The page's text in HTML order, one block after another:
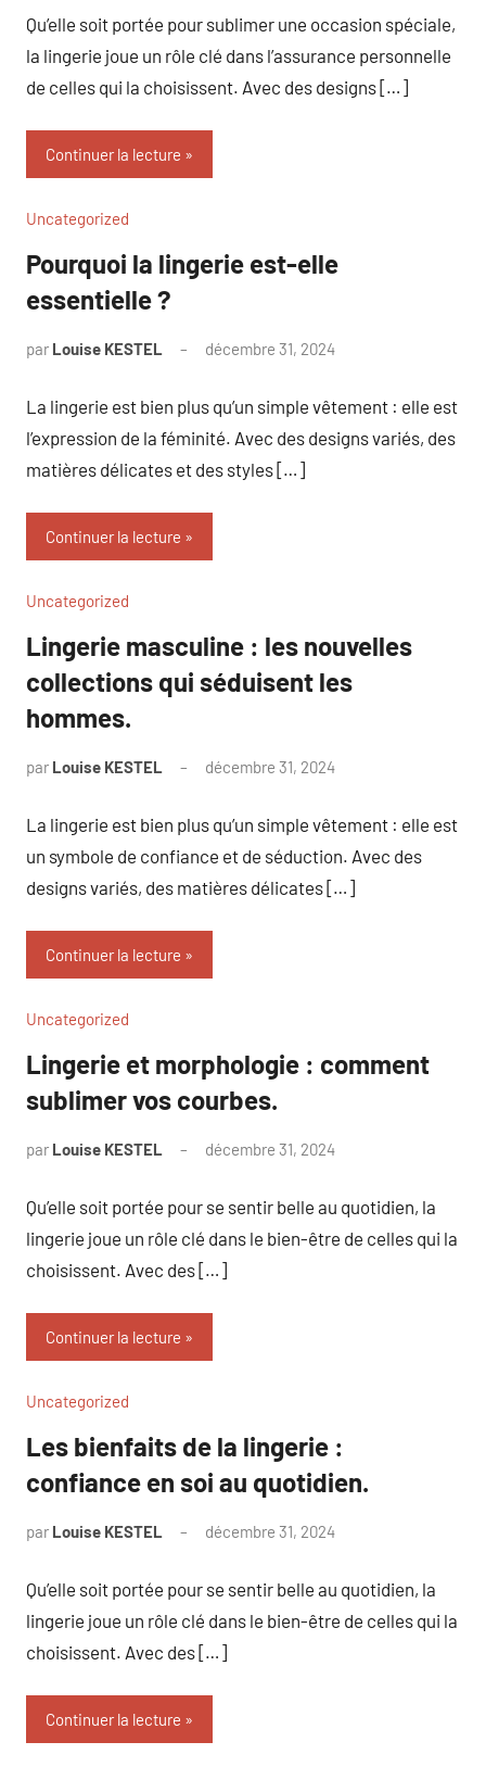
Qu’elle soit portée pour sublimer une occasion spéciale,
la lingerie joue un rôle clé dans l’assurance personnelle
de celles qui la choisissent. Avec des designs […]
Continuer la lecture
Uncategorized
Pourquoi la lingerie est-elle
essentielle ?
par Louise KESTEL décembre 31, 2024
La lingerie est bien plus qu’un simple vêtement : elle est
l’expression de la féminité. Avec des designs variés, des
matières délicates et des styles […]
Continuer la lecture
Uncategorized
Lingerie masculine : les nouvelles
collections qui séduisent les
hommes.
par Louise KESTEL décembre 31, 2024
La lingerie est bien plus qu’un simple vêtement : elle est
un symbole de confiance et de séduction. Avec des
designs variés, des matières délicates […]
Continuer la lecture
Uncategorized
Lingerie et morphologie : comment
sublimer vos courbes.
par Louise KESTEL décembre 31, 2024
Qu’elle soit portée pour se sentir belle au quotidien, la
lingerie joue un rôle clé dans le bien-être de celles qui la
choisissent. Avec des […]
Continuer la lecture
Uncategorized
Les bienfaits de la lingerie :
confiance en soi au quotidien.
par Louise KESTEL décembre 31, 2024
Qu’elle soit portée pour se sentir belle au quotidien, la
lingerie joue un rôle clé dans le bien-être de celles qui la
choisissent. Avec des […]
Continuer la lecture